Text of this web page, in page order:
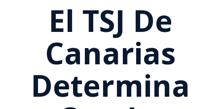
El TSJ De
Canarias
Determina